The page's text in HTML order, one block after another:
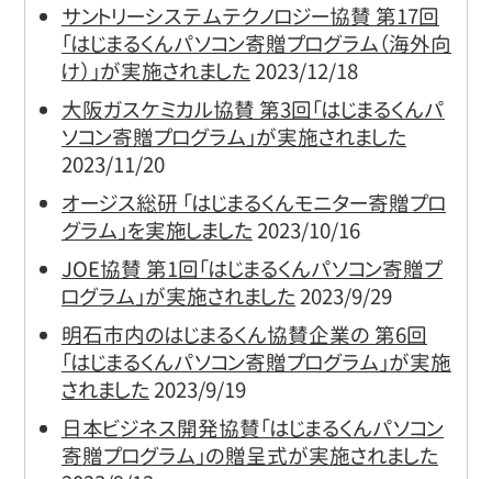
サントリーシステムテクノロジー協賛 第17回
「はじまるくんパソコン寄贈プログラム（海外向
け）」が実施されました 2023/12/18
大阪ガスケミカル協賛 第3回「はじまるくんパ
ソコン寄贈プログラム」が実施されました
2023/11/20
オージス総研 「はじまるくんモニター寄贈プロ
グラム」を実施しました 2023/10/16
JOE協賛 第1回｢はじまるくんパソコン寄贈プ
ログラム｣が実施されました 2023/9/29
明石市内のはじまるくん協賛企業の 第6回
「はじまるくんパソコン寄贈プログラム」が実施
されました 2023/9/19
日本ビジネス開発協賛「はじまるくんパソコン
寄贈プログラム」の贈呈式が実施されました